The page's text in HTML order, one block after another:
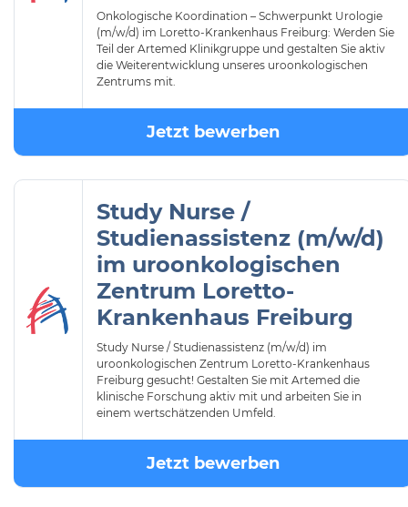
Onkologische Koordination – Schwerpunkt Urologie
(m/w/d) im Loretto-Krankenhaus Freiburg: Werden Sie
Teil der Artemed Klinikgruppe und gestalten Sie aktiv
die Weiterentwicklung unseres uroonkologischen
Zentrums mit.
Jetzt bewerben
Study Nurse /
Studienassistenz (m/w/d)
im uroonkologischen
Zentrum Loretto-
Krankenhaus Freiburg
Study Nurse / Studienassistenz (m/w/d) im
uroonkologischen Zentrum Loretto-Krankenhaus
Freiburg gesucht! Gestalten Sie mit Artemed die
klinische Forschung aktiv mit und arbeiten Sie in
einem wertschätzenden Umfeld.
Jetzt bewerben